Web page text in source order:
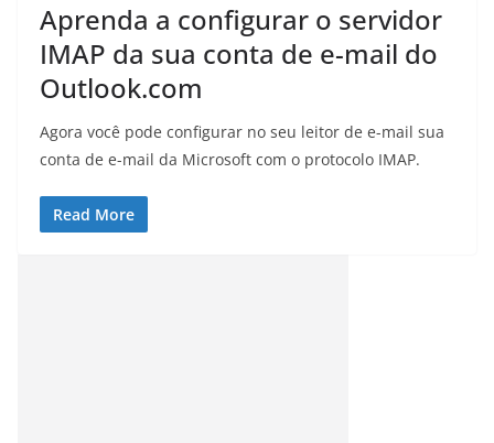
Aprenda a configurar o servidor
IMAP da sua conta de e-mail do
Outlook.com
Agora você pode configurar no seu leitor de e-mail sua
conta de e-mail da Microsoft com o protocolo IMAP.
Read More